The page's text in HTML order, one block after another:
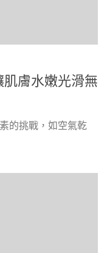
膚水嫩光滑無
的挑戰，如空氣乾